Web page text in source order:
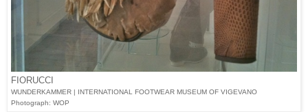
FIORUCCI
WUNDERKAMMER | INTERNATIONAL FOOTWEAR MUSEUM OF VIGEVANO
Photograph: WOP